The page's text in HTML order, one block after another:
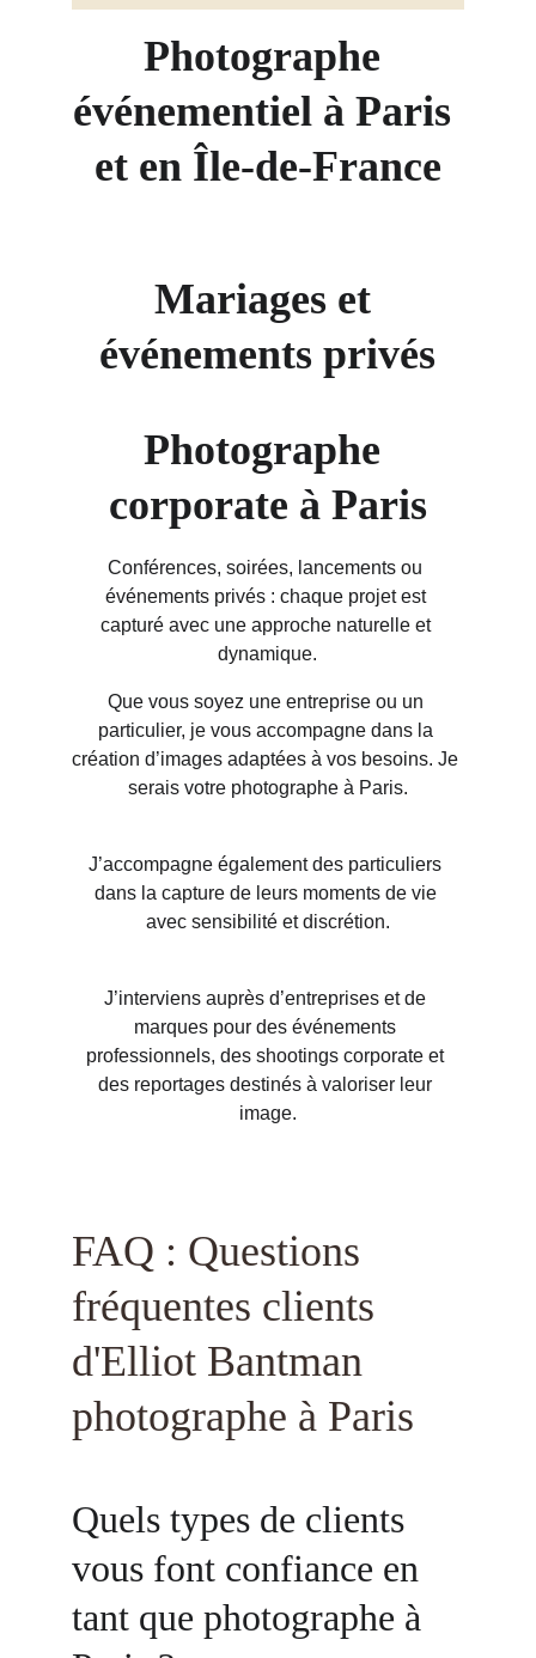
Photographe
événementiel à Paris
et en Île-de-France
Conférences, soirées, lancements ou
événements privés : chaque projet est
capturé avec une approche naturelle et
dynamique.
Mariages et
événements privés
J’accompagne également des particuliers
dans la capture de leurs moments de vie
avec sensibilité et discrétion.
Photographe
corporate à Paris
J’interviens auprès d’entreprises et de
marques pour des événements
professionnels, des shootings corporate et
des reportages destinés à valoriser leur
image.
Que vous soyez une entreprise ou un
particulier, je vous accompagne dans la
création d’images adaptées à vos besoins. Je
serais votre photographe à Paris.
FAQ : Questions
fréquentes clients
d'Elliot Bantman
photographe à Paris
Quels types de clients
vous font confiance en
tant que photographe à